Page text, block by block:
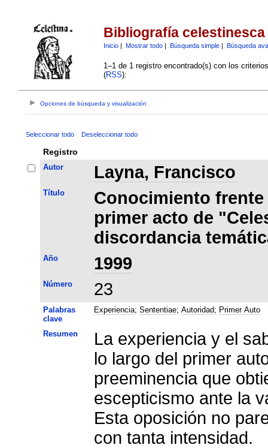
Bibliografía celestinesca
Inicio| Mostrar todo| Búsqueda simple| Búsqueda
1–1 de 1 registro encontrado(s) con los
(RSS):
Opciones de búsqueda y visualización
Seleccionar todo Deseleccionar todo
Registro
Autor Layna, Francisco
Título
Conocimiento
primer acto de
discordancia
Año 1999
Número 23
Palabras
clave
Experiencia; Sententiae; Autoridad; Primer Auto
Resumen
La experiencia y el
lo largo del primer
preeminencia que
escepticismo ante la
Esta oposición no
con tanta intensidad.